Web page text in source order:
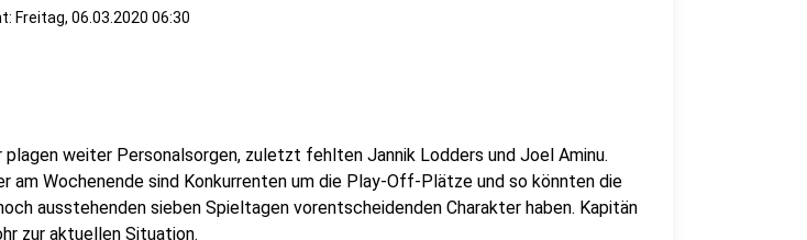
Freitag, 06.03.2020 06:30
plagen weiter Personalsorgen, zuletzt fehlten Jannik Lodders und Joel Aminu.
am Wochenende sind Konkurrenten um die Play-Off-Plätze und so könnten die
ausstehenden sieben Spieltagen vorentscheidenden Charakter haben. Kapitän
zur aktuellen Situation.